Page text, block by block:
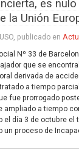
es nulo
la Unión
publicado en
Nº 33 de
que se
derivada de
a tiempo
fue prorrogado
ampliado a tiempo
el día 3 de octubre el
un proceso de